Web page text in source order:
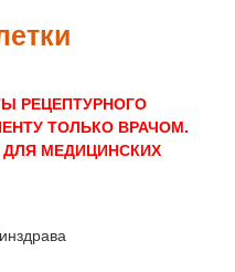
РЕЦЕПТУРНОГО
ТОЛЬКО ВРАЧОМ.
МЕДИЦИНСКИХ